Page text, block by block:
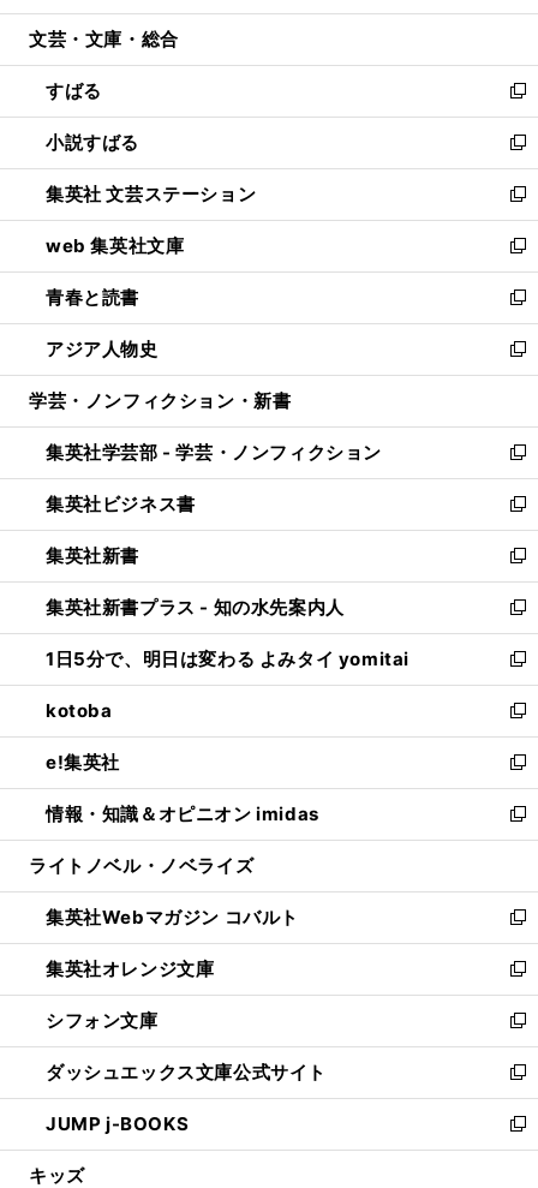
開
ウ
開
く
ン
ウ
で
開
く
ウ
ン
ド
ウ
で
開
く
文芸・文庫・総合
すばる
新
し
い
ウ
ィ
ン
ド
ウ
で
開
く
小説すばる
新
し
い
ウ
ィ
ン
ド
ウ
で
開
集英社 文芸ステーション
新
し
い
ウ
ィ
ン
ド
ウ
開
く
web 集英社文庫
新
し
い
ウ
ィ
ン
ウ
で
開
く
青春と読書
新
し
い
ウ
ン
ド
ウ
で
開
く
アジア人物史
新
し
ウ
ィ
ン
ド
ウ
で
開
く
学芸・ノンフィクション・新書
集英社学芸部 - 学芸・ノンフィクション
新
し
い
ウ
ィ
ン
ド
ウ
で
開
く
集英社ビジネス書
新
し
い
ウ
ィ
ン
ド
ウ
で
開
く
集英社新書
新
し
い
ウ
ィ
ン
ド
ウ
で
開
く
集英社新書プラス - 知の水先案内人
新
し
い
ウ
ィ
ン
ド
ウ
で
開
1日5分で、明日は変わる よみタイ yomitai
新
し
い
ウ
ィ
ン
ド
ウ
開
く
kotoba
新
し
い
ウ
ィ
ン
ウ
で
開
く
e!集英社
新
し
い
ウ
ン
ド
ウ
で
開
く
情報・知識＆オピニオン imidas
新
し
ウ
ィ
ン
ド
ウ
で
開
く
ライトノベル・ノベライズ
集英社Webマガジン コバルト
新
し
い
ウ
ィ
ン
ド
ウ
で
開
集英社オレンジ文庫
新
し
い
ウ
ィ
ン
ド
ウ
シフォン文庫
新
し
い
ウ
ィ
ン
ダッシュエックス文庫公式サイト
新
し
い
ウ
JUMP j-BOOKS
新
し
キッズ